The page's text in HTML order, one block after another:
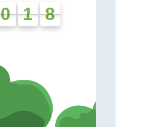
0
0 1
0
1 8
7
8